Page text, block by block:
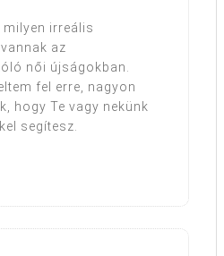
milyen irreális
az
női újságokban.
fel erre, nagyon
hogy Te vagy nekünk
segítesz.